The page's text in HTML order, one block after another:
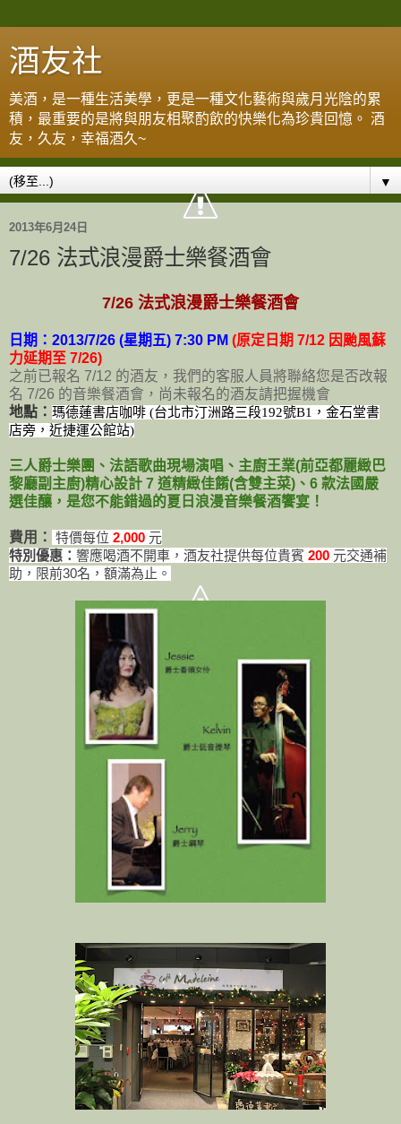
酒友社
美酒，是一種生活美學，更是一種文化藝術與歲月光陰的累
積，最重要的是將與朋友相聚酌飲的快樂化為珍貴回憶。 酒
友，久友，幸福酒久~
▼
2013年6月24日
7/26 法式浪漫爵士樂餐酒會
7/26 法式浪漫爵士樂餐酒會
日期：2013/7/26 (星期五) 7:30 PM (原定日期 7/12 因颱風蘇
力延期至 7/26)
之前已報名 7/12 的酒友，我們的客服人員將聯絡您是否改報
名 7/26 的音樂餐酒會，尚未報名的酒友請把握機會
地點： 瑪德蓮書店咖啡 (台北市汀洲路三段192號B1 ，金石堂書
店旁，近捷運公館站)
三人爵士樂團、法語歌曲現場演唱、主廚王業(前亞都麗緻巴
黎廳副主廚)精心設計 7 道精緻佳餚(含雙主菜)、6 款法國嚴
選佳釀，是您不能錯過的夏日浪漫音樂餐酒饗宴！
費用： 特價每位 2,000 元
特別優惠： 響應喝酒不開車，酒友社提供每位貴賓 200 元交通補
助，限前30名，額滿為止。